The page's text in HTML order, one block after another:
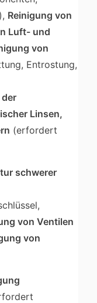
Reinigung von
Luft- und
von
Entrostung,
Linsen,
(erfordert
schwerer
von Ventilen
von